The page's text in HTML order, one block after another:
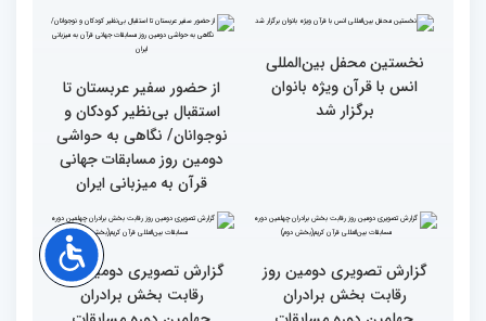
قاری آفریقایی: مسابقات
کشورهای زیادی رفته‌ام اما
حضور در ایران آرزویم بود
گزارش تصویری دومین روز
رقابت بخش برادران
چهلمین دوره مسابقات
بین‌المللی قرآن کریم(بخش
چهارم)
رقابت بخش برادران
چهلمین دوره مسابقات
بین‌المللی قرآن کریم(بخش
سوم)
گزارش تصویری برگی از
فعالیت های کمیته پشتیبانی
چهلمین دوره مسابقات بین
المللی قران کریم